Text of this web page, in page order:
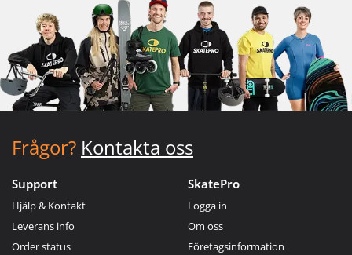
Frågor? Kontakta oss
Support
Hjälp & Kontakt
Leverans info
Order status
SkatePro
Logga in
Om oss
Företagsinformation